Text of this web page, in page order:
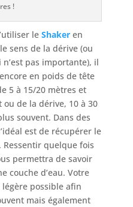
!
le Shaker en
sens de la dérive (ou
pas importante), il
en poids de tête
5 à 15/20 mètres et
de la dérive, 10 à 30
souvent. Dans des
est de récupérer le
quelque fois
permettra de savoir
couche d’eau. Votre
possible afin
mais également